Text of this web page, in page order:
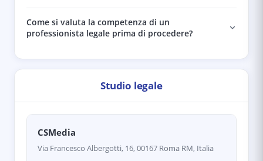
Come si valuta la competenza di un
professionista legale prima di procedere?
Studio legale
CSMedia
Via Francesco Albergotti, 16, 00167 Roma RM, Italia